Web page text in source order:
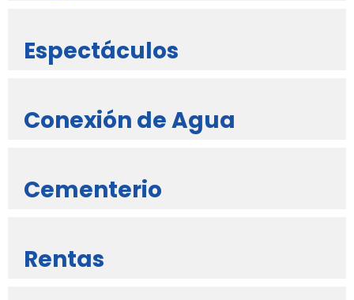
Espectáculos
Conexión de Agua
Cementerio
Rentas